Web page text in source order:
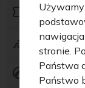
Jak kupić
Dostępność
Ekologia
stronie.
Państwa
Państwo